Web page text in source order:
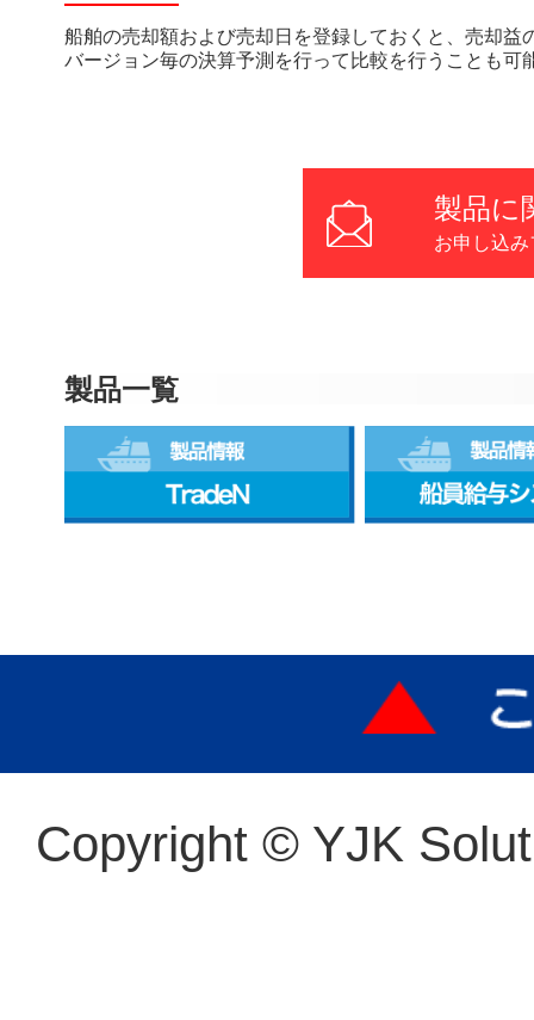
船舶の売却額および売却日を登録しておくと、売却
バージョン毎の決算予測を行って比較を行うことも可
製品に
お申し込
製品一覧
Copyright © YJK